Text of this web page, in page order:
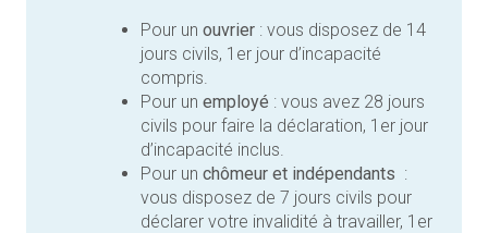
Pour unouvrier : vous disposez de 14
jours civils, 1er jour d’incapacité
compris.
Pour unemployé : vous avez 28 jours
civils pour faire la déclaration, 1er jour
d’incapacité inclus.
Pour unchômeur et indépendants :
vous disposez de 7 jours civils pour
déclarer votre invalidité à travailler, 1er